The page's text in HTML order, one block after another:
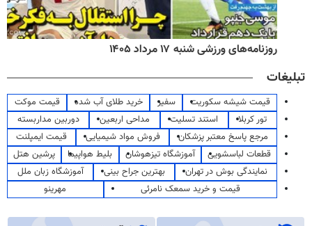
روزنامه‌های ورزشی شنبه ۱۷ مرداد ۱۴۰۵
تبلیغات
قیمت شیشه سکوریت سفیر خرید طلای آب شده
قیمت موکت
تور کربلا
استند تسلیت مداحی اربعین
دوربین مداربسته
مرجع پاسخ معتبر پزشکان
فروش مواد شیمیایی
قیمت ایمپلنت
قطعات لباسشویی
آموزشگاه تیزهوشان بلیط هواپیما
پرشین هتل
نمایندگی بوش در تهران
بهترین جراح بینی
آموزشگاه زبان ملل
قیمت و خرید سمعک نامرئی
مهرینو